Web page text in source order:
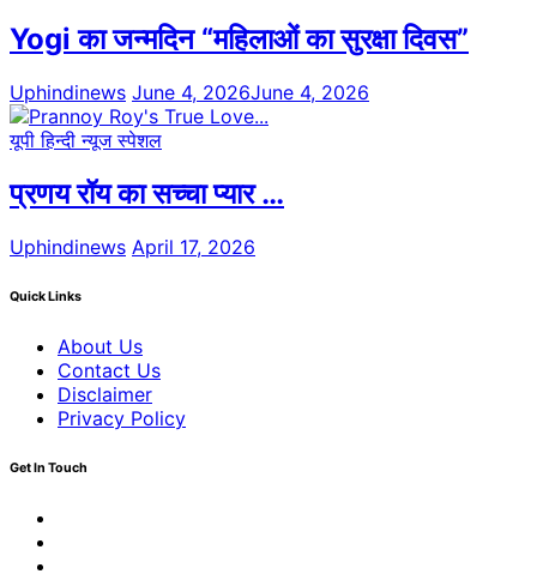
Yogi का जन्मदिन “महिलाओं का सुरक्षा दिवस”
Uphindinews June 4, 2026June 4, 2026
यूपी हिन्दी न्यूज स्पेशल
प्रणय रॉय का सच्चा प्यार …
Uphindinews April 17, 2026
Quick Links
About Us
Contact Us
Disclaimer
Privacy Policy
Get In Touch